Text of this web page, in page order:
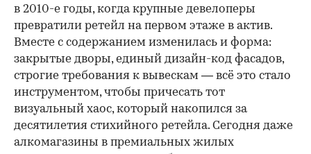
в 2010-е годы, когда крупные девелоперы
превратили ретейл на первом этаже в актив.
Вместе с содержанием изменилась и форма:
закрытые дворы, единый дизайн-код фасадов,
строгие требования к вывескам — всё это стало
инструментом, чтобы причесать тот
визуальный хаос, который накопился за
десятилетия стихийного ретейла. Сегодня даже
алкомагазины в премиальных жилых